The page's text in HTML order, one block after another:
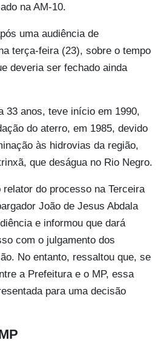
na AM-10.
uma audiência de
terça-feira (23), sobre o tempo
deveria ser fechado ainda
33 anos, teve início em 1990,
do aterro, em 1985, devido
às hidrovias da região,
que deságua no Rio Negro.
do processo na Terceira
João de Jesus Abdala
e informou que dará
com o julgamento dos
No entanto, ressaltou que, se
a Prefeitura e o MP, essa
para uma decisão